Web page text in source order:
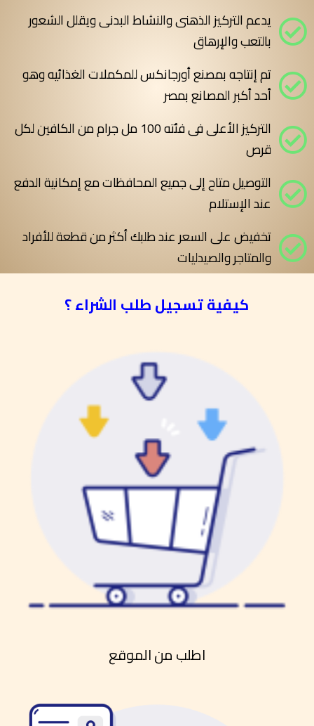
يدعم التركيز الذهنى والنشاط البدنى ويقلل الشعور
بالتعب والإرهاق
تم إنتاجه بمصنع أورجانكس للمكملات الغذائيه وهو
أحد أكبر المصانع بمصر
التركيز الأعلى فى فئته 100 مل جرام من الكافين لكل
قرص
التوصيل متاح إلى جميع المحافظات مع إمكانية الدفع
عند الإستلام
تخفيض على السعر عند طلبك أكثر من قطعة للأفراد
والمتاجر والصيدليات
كيفية تسجيل طلب الشراء ؟
اطلب من الموقع